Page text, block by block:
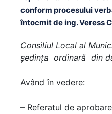
conform procesului
întocmit de ing. Veress
Consiliul Local al
şedinţa ordinară din
Având în vedere:
– Referatul de